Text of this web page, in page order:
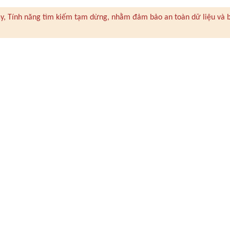
Tính năng tìm kiếm tạm dừng, nhằm đảm bảo an toàn dữ liệu và